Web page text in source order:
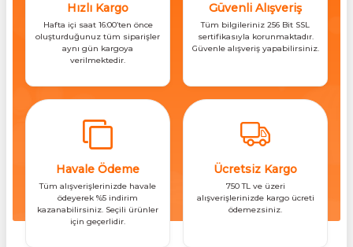
Hızlı Kargo
Hafta içi saat 16:00’ten önce
oluşturduğunuz tüm siparişler
aynı gün kargoya
verilmektedir.
Güvenli Alışveriş
Tüm bilgileriniz 256 Bit SSL
sertifikasıyla korunmaktadır.
Güvenle alışveriş yapabilirsiniz.
Havale Ödeme
Tüm alışverişlerinizde havale
ödeyerek %5 indirim
kazanabilirsiniz. Seçili ürünler
için geçerlidir.
Ücretsiz Kargo
750 TL ve üzeri
alışverişlerinizde kargo ücreti
ödemezsiniz.